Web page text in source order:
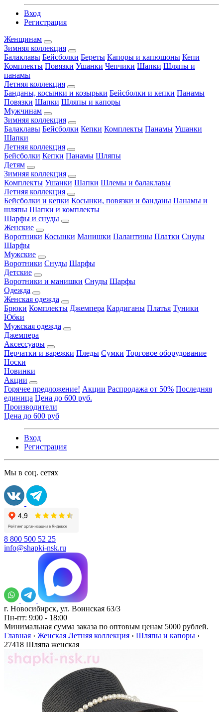
Вход
Регистрация
Женщинам
Зимняя коллекция
Балаклавы Бейсболки Береты Капоры и капюшоны Кепи
Комплекты Повязки Ушанки Чепчики Шапки Шляпы и
панамы
Летняя коллекция
Банданы, косынки и козырьки Бейсболки и кепки Панамы
Повязки Шапки Шляпы и капоры
Мужчинам
Зимняя коллекция
Балаклавы Бейсболки Кепки Комплекты Панамы Ушанки
Шапки
Летняя коллекция
Бейсболки Кепки Панамы Шляпы
Детям
Зимняя коллекция
Комплекты Ушанки Шапки Шлемы и балаклавы
Летняя коллекция
Бейсболки и кепки Косынки, повязки и банданы Панамы и
шляпы Шапки и комплекты
Шарфы и снуды
Женские
Воротники Косынки Манишки Палантины Платки Снуды
Шарфы
Мужские
Воротники Снуды Шарфы
Детские
Воротники и манишки Снуды Шарфы
Одежда
Женская одежда
Брюки Комплекты Джемпера Кардиганы Платья Туники
Юбки
Мужская одежда
Джемпера
Аксессуары
Перчатки и варежки Пледы Сумки Торговое оборудование
Носки
Новинки
Акции
Горячее предложение! Акции Распродажа от 50% Последняя
единица Цена до 600 руб.
Производители
Цена до 600 руб
Вход
Регистрация
Мы в соц. сетях
8 800 500 52 25
info@shapki-nsk.ru
г. Новосибирск, ул. Воинская 63/3
Пн-пт: 9:00 - 18:00
Минимальная сумма заказа по оптовым ценам 5000 рублей.
Главная › Женская Летняя коллекция › Шляпы и капоры ›
27418 Шляпа женская